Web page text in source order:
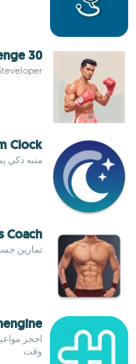
30 Day Fighter Challenge
Clock
منبه ذكي
Coach
تمارين
احجز
وقت